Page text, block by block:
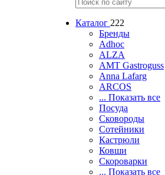
Каталог 222
Бренды
Adhoc
ALZA
AMT Gastroguss
Anna Lafarg
ARCOS
... Показать все
Посуда
Сковороды
Сотейники
Кастрюли
Ковши
Скороварки
... Показать все